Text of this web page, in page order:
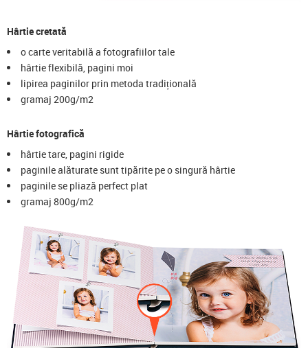
Hârtie cretată
o carte veritabilă a fotografiilor tale
hârtie flexibilă, pagini moi
lipirea paginilor prin metoda tradițională
gramaj 200g/m2
Hârtie fotografică
hârtie tare, pagini rigide
paginile alăturate sunt tipărite pe o singură hârtie
paginile se pliază perfect plat
gramaj 800g/m2